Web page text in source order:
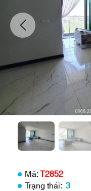
Mã:T2852
Trạng thái:3